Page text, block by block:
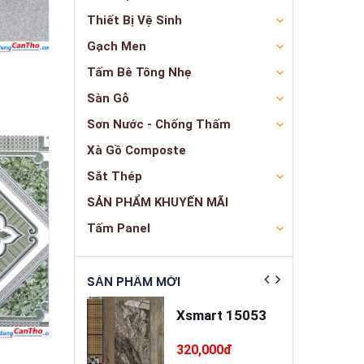
Thiết Bị Vệ Sinh
Gạch Men
Tấm Bê Tông Nhẹ
Sàn Gỗ
Sơn Nước - Chống Thấm
Xà Gồ Composte
Sắt Thép
SẢN PHẨM KHUYẾN MÃI
Tấm Panel
trát đa
cao cấp
SẢN PHẨM MỚI
Xsmart 15053
320,000đ